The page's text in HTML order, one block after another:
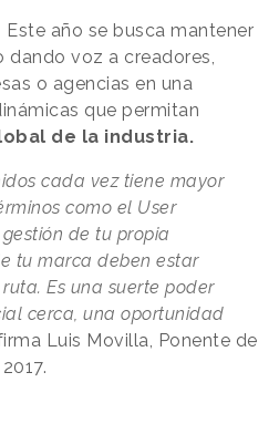
Este año se busca mantener
dando voz a creadores,
o agencias en una
que permitan
de la industria.
cada vez tiene mayor
como el User
de tu propia
tu marca deben estar
Es una suerte poder
cerca, una oportunidad
Luis Movilla, Ponente de
2017.